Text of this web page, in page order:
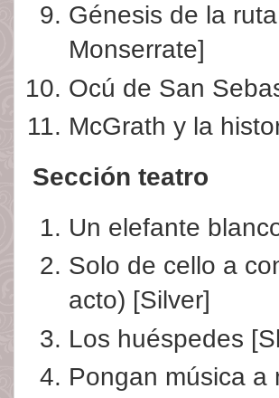
Génesis de la
Monserrate]
Ocú de San
McGrath y la
Sección teatro
Un elefante
Solo de cello a
acto) [Silver]
Los huéspedes
Pongan música a